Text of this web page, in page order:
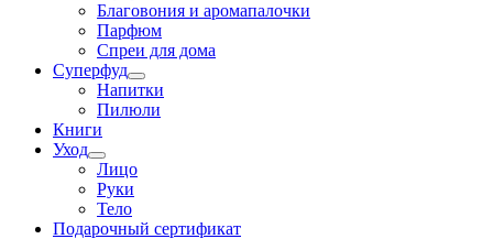
Благовония и аромапалочки
Парфюм
Спреи для дома
Суперфуд
Напитки
Пилюли
Книги
Уход
Лицо
Руки
Тело
Подарочный сертификат